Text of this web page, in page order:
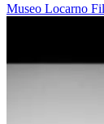
Museo Locarno